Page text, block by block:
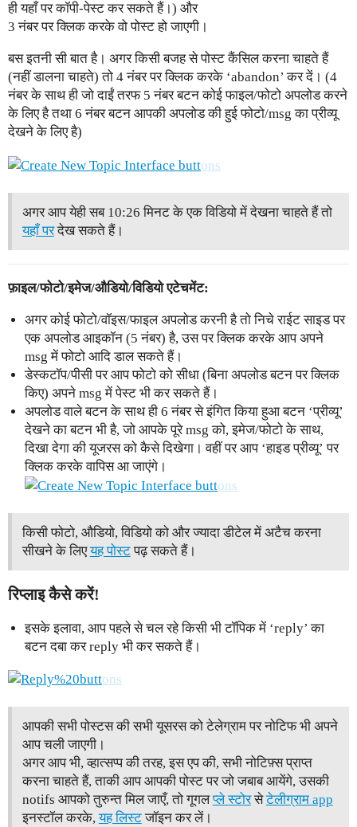
ही यहाँ पर कॉपी-पेस्ट कर सकते हैं।) और
3 नंबर पर क्लिक करके वो पोस्ट हो जाएगी।
बस इतनी सी बात है। अगर किसी बजह से पोस्ट कैंसिल करना चाहते हैं
(नहीं डालना चाहते) तो 4 नंबर पर क्लिक करके ‘abandon’ कर दें। (4
नंबर के साथ ही जो दाईं तरफ 5 नंबर बटन कोई फाइल/फोटो अपलोड करने
के लिए है तथा 6 नंबर बटन आपकी अपलोड की हुई फोटो/msg का प्रीव्यू
देखने के लिए है)
अगर आप येही सब 10:26 मिनट के एक विडियो में देखना चाहते हैं तो
यहाँ परदेख सकते हैं।
फ़ाइल/फोटो/इमेज/औडियो/विडियो एटेचमेंट:
अगर कोई फोटो/वॉइस/फाइल अपलोड करनी है तो निचे राईट साइड पर
एक अपलोड आइकॉन (5 नंबर) है, उस पर क्लिक करके आप अपने
msg में फोटो आदि डाल सकते हैं।
डेस्कटॉप/पीसी पर आप फोटो को सीधा (बिना अपलोड बटन पर क्लिक
किए) अपने msg में पेस्ट भी कर सकते हैं।
अपलोड वाले बटन के साथ ही 6 नंबर से इंगित किया हुआ बटन ‘प्रीव्यू’
देखने का बटन भी है, जो आपके पूरे msg को, इमेज/फोटो के साथ,
दिखा देगा की यूजरस को कैसे दिखेगा। वहीं पर आप ‘हाइड प्रीव्यू’ पर
क्लिक करके वापिस आ जाएंगे।
किसी फोटो, औडियो, विडियो को और ज्यादा डीटेल में अटैच करना
सीखने के लिएयह पोस्टपढ़ सकते हैं।
रिप्लाइ कैसे करें!
इसके इलावा, आप पहले से चल रहे किसी भी टॉपिक में ‘reply’ का
बटन दबा कर reply भी कर सकते हैं।
आपकी सभी पोस्टस की सभी यूसरस को टेलेग्राम पर नोटिफ भी अपने
आप चली जाएगी।
अगर आप भी, व्हात्सप्प की तरह, इस एप की, सभी नोटिफ़्स प्राप्त
करना चाहते हैं, ताकी आप आपकी पोस्ट पर जो जबाब आयेंगे, उसकी
notifs आपको तुरुन्त मिल जाएँ, तो गूगलप्ले स्टोरसेटेलीग्राम app
इनस्टॉल करके,यह लिस्टजॉइन कर लें।